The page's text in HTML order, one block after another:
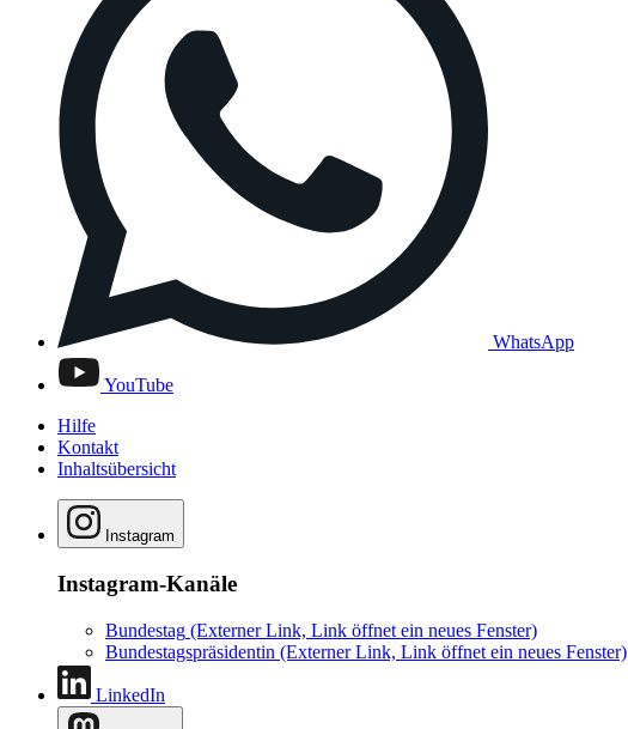
WhatsApp
YouTube
Hilfe
Kontakt
Inhaltsübersicht
Instagram
Instagram-Kanäle
Bundestag (Externer Link, Link öffnet ein neues Fenster)
Bundestagspräsidentin (Externer Link, Link öffnet ein neues Fenster)
LinkedIn